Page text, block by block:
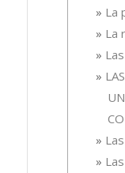
La
La